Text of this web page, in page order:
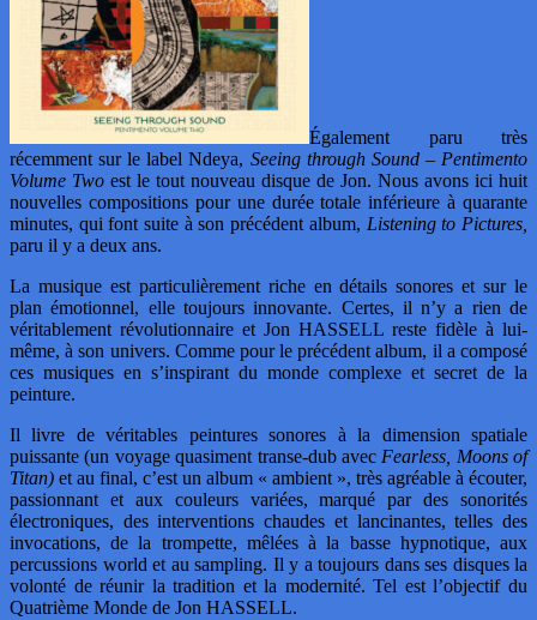
Également paru très
récemment sur le label Ndeya, Seeing through Sound – Pentimento
Volume Two est le tout nouveau disque de Jon. Nous avons ici huit
nouvelles compositions pour une durée totale inférieure à quarante
minutes, qui font suite à son précédent album, Listening to Pictures,
paru il y a deux ans.
La musique est particulièrement riche en détails sonores et sur le
plan émotionnel, elle toujours innovante. Certes, il n’y a rien de
véritablement révolutionnaire et Jon HASSELL reste fidèle à lui-
même, à son univers. Comme pour le précédent album, il a composé
ces musiques en s’inspirant du monde complexe et secret de la
peinture.
Il livre de véritables peintures sonores à la dimension spatiale
puissante (un voyage quasiment transe-dub avec Fearless, Moons of
Titan) et au final, c’est un album « ambient », très agréable à écouter,
passionnant et aux couleurs variées, marqué par des sonorités
électroniques, des interventions chaudes et lancinantes, telles des
invocations, de la trompette, mêlées à la basse hypnotique, aux
percussions world et au sampling. Il y a toujours dans ses disques la
volonté de réunir la tradition et la modernité. Tel est l’objectif du
Quatrième Monde de Jon HASSELL.